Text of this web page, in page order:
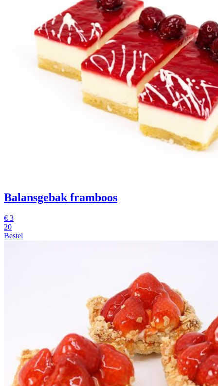
Balansgebak framboos
€ 3
20
Bestel